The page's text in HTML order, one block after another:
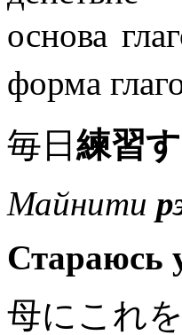
основа
форма
毎日練習
Майнити
Стараюсь
母にこれを